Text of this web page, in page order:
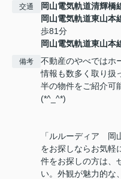
交通 岡山電気軌道清輝橋
岡山電気軌道東山本
歩81分
岡山電気軌道東山本
備考
不動産のやべではホ
情報も数多く取り扱
半の物件をご紹介可
(*^_^*)
「ルルーディア 岡
をお探しならお気軽
件をお探しの方は、
い。外観が魅力的な